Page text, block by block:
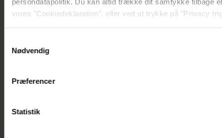
vores "Cookiedeklaration", eller ved at trykke på "Privacy
Vi anvender egne cookies og cookies fra tredjeparter til at
generere statistik og huske dine præferencer samt til brug
Nødvendig
Præferencer
Statistik